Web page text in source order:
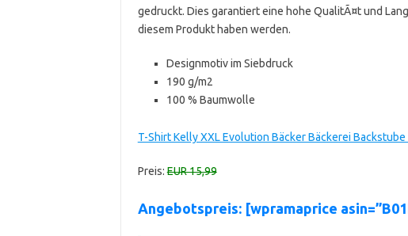
gedruckt. Dies garantiert eine hohe QualitÃ¤t und
diesem Produkt haben werden.
Designmotiv im Siebdruck
190 g/m2
100 % Baumwolle
T-Shirt Kelly XXL Evolution Bäcker Bäckerei
Preis:EUR 15,99
Angebotspreis: [wpramaprice